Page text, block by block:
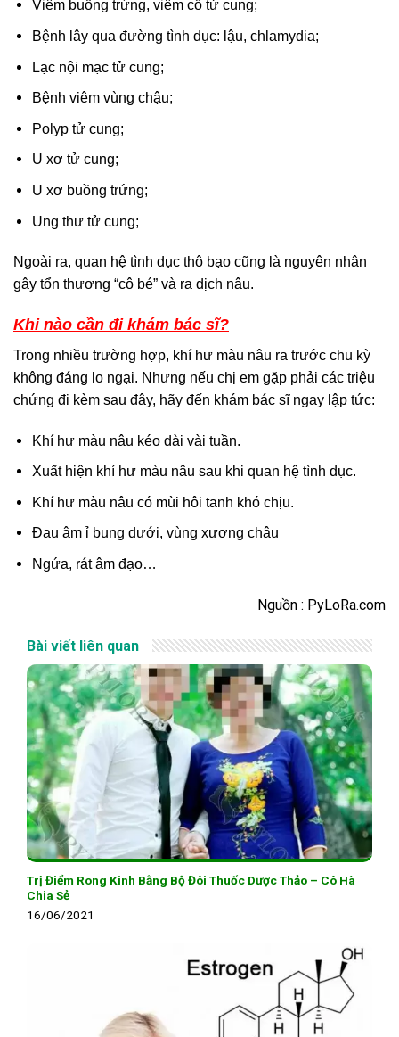
Viêm buồng trứng, viêm cổ tử cung;
Bệnh lây qua đường tình dục: lậu, chlamydia;
Lạc nội mạc tử cung;
Bệnh viêm vùng chậu;
Polyp tử cung;
U xơ tử cung;
U xơ buồng trứng;
Ung thư tử cung;
Ngoài ra, quan hệ tình dục thô bạo cũng là nguyên nhân
gây tổn thương “cô bé” và ra dịch nâu.
Khi nào cần đi khám bác sĩ?
Trong nhiều trường hợp, khí hư màu nâu ra trước chu kỳ
không đáng lo ngại. Nhưng nếu chị em gặp phải các triệu
chứng đi kèm sau đây, hãy đến khám bác sĩ ngay lập tức:
Khí hư màu nâu kéo dài vài tuần.
Xuất hiện khí hư màu nâu sau khi quan hệ tình dục.
Khí hư màu nâu có mùi hôi tanh khó chịu.
Đau âm ỉ bụng dưới, vùng xương chậu
Ngứa, rát âm đạo…
Nguồn : PyLoRa.com
Bài viết liên quan
Trị Điểm Rong Kinh Bằng Bộ Đôi Thuốc Dược Thảo – Cô Hà
Chia Sẻ
16/06/2021